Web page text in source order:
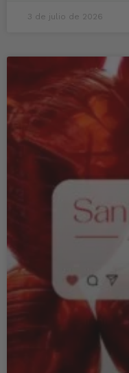
3 de julio de 2026